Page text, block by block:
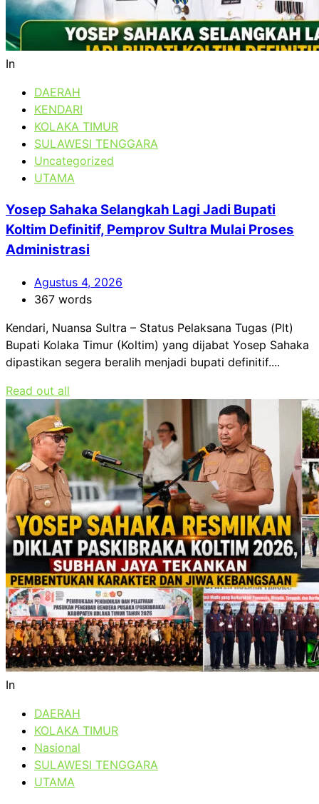
In
DAERAH
KENDARI
KOLAKA TIMUR
SULAWESI TENGGARA
Uncategorized
UTAMA
Yosep Sahaka Selangkah Lagi Jadi Bupati
Koltim Definitif, Pemprov Sultra Mulai Proses
Administrasi
Agustus 4, 2026
367 words
Kendari, Nuansa Sultra – Status Pelaksana Tugas (Plt)
Bupati Kolaka Timur (Koltim) yang dijabat Yosep Sahaka
dipastikan segera beralih menjadi bupati definitif....
Read out all
In
DAERAH
KOLAKA TIMUR
Nasional
SULAWESI TENGGARA
UTAMA